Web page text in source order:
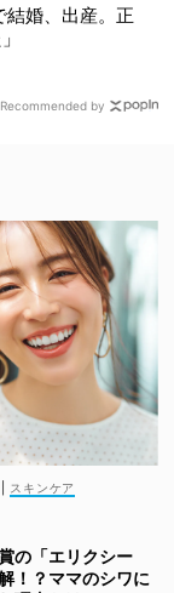
婚、出産。正
Recommended by
スキンケア
の「エリクシー
！？ママのシワに